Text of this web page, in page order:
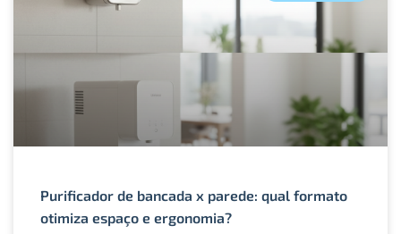
Purificador de bancada x parede: qual formato
otimiza espaço e ergonomia?